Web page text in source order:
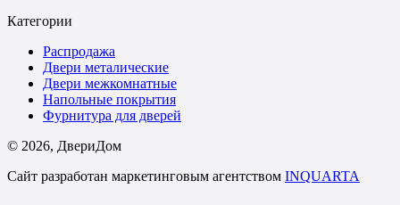
Категории
Распродажа
Двери металические
Двери межкомнатные
Напольные покрытия
Фурнитура для дверей
© 2026, ДвериДом
Сайт разработан маркетинговым агентством INQUARTA